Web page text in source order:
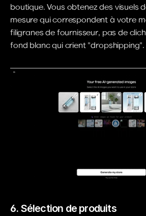
boutique. Vous obtenez des visuels
mesure qui correspondent à votre
filigranes de fournisseur, pas de
fond blanc qui crient "dropshipping".
6. Sélection de produits